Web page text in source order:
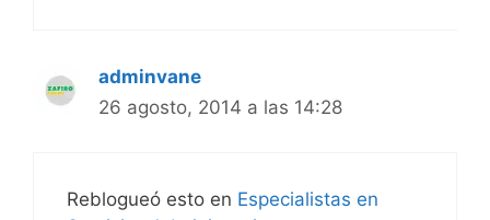
adminvane
26 agosto, 2014 a las 14:28
Reblogueó esto en Especialistas en